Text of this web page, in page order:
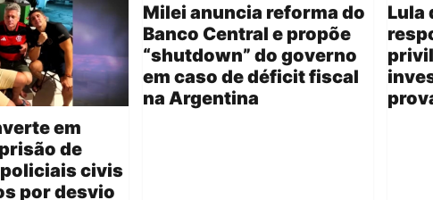
em
de
civis
por desvio
Milei anuncia reforma do
Banco Central e propõe
“shutdown” do governo
em caso de déficit fiscal
na Argentina
Lula